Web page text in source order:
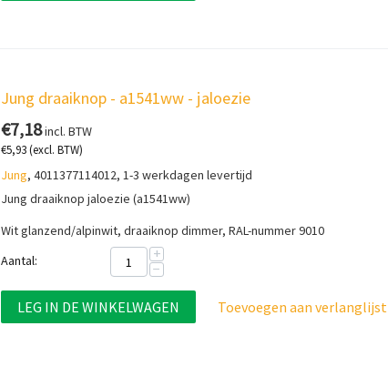
Jung draaiknop - a1541ww - jaloezie
€7,18incl. BTW
€5,93(excl. BTW)
Jung, 4011377114012, 1-3 werkdagen levertijd
Jung draaiknop jaloezie (a1541ww)
Wit glanzend/alpinwit, draaiknop dimmer, RAL-nummer 9010
Aantal:
+
−
LEG IN DE WINKELWAGEN Toevoegen aan verlanglijst